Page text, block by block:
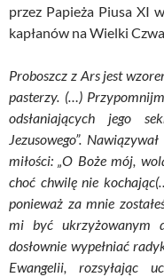
przez Papieża Piusa XI
kapłanów na Wielki
Proboszcz z Ars jest
pasterzy. (…)
odsłaniających jego
Jezusowego”.
miłości: „O Boże mój,
choć chwilę nie
ponieważ za mnie
mi być ukrzyżowanym
dosłownie wypełniać
Ewangelii, rozsyłając